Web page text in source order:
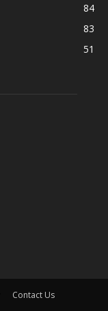
84
83
51
Contact Us